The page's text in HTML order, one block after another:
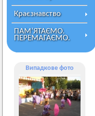
Краєзнавство
ПАМ’ЯТАЄМО.
ПЕРЕМАГАЄМО.
Випадкове фото